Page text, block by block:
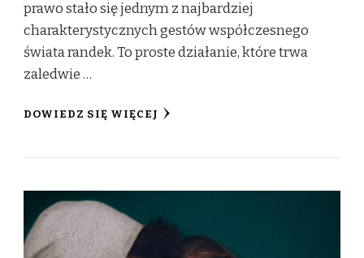
prawo stało się jednym z najbardziej
charakterystycznych gestów współczesnego
świata randek. To proste działanie, które trwa
zaledwie …
DOWIEDZ SIĘ WIĘCEJ